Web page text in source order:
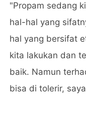
"Propam sedang
hal-hal yang
hal yang bersifat
kita lakukan dan
baik. Namun
bisa di tolerir,